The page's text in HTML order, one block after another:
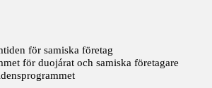
för samiska företag
för duojárat och samiska företagare​